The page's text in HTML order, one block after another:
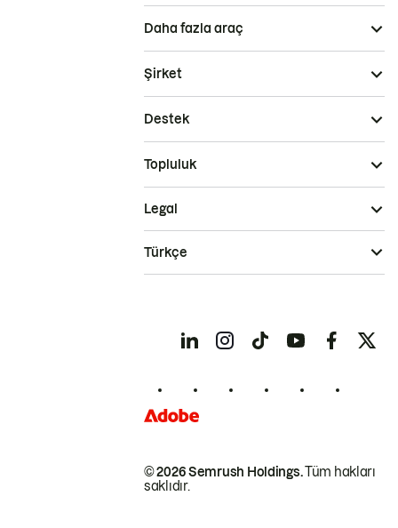
Daha fazla araç
Şirket
Destek
Topluluk
© 2026 Semrush Holdings.Tüm hakları
saklıdır.
Legal
Türkçe